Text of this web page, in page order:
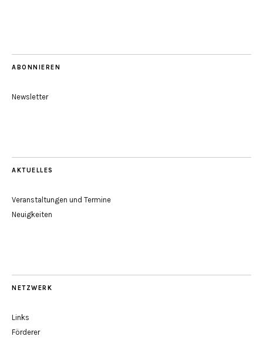
ABONNIEREN
Newsletter
AKTUELLES
Veranstaltungen und Termine
Neuigkeiten
NETZWERK
Links
Förderer